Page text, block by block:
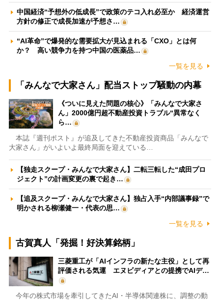
中国経済“予想外の低成長”で政策のテコ入れ必至か 経済運営
方針の修正で成長加速が予想さ…
“AI革命”で爆発的な需要拡大が見込まれる「CXO」とは何
か？ 高い競争力を持つ中国の医薬品…
一覧を見る
「みんなで大家さん」配当ストップ騒動の内幕
《ついに見えた問題の核心》「みんなで大家さ
ん」2000億円超不動産投資トラブル“異常なく
ら…
本誌『週刊ポスト』が追及してきた不動産投資商品「みんなで
大家さん」がいよいよ最終局面を迎えている…
【独走スクープ・みんなで大家さん】二転三転した“成田プロ
ジェクト”の計画変更の裏で起き…
【追及スクープ・みんなで大家さん】独占入手“内部議事録”で
明かされる柳瀬健一・代表の思…
一覧を見る
古賀真人「発掘！好決算銘柄」
三菱重工が「AIインフラの新たな主役」として再
評価される気運 エヌビディアとの提携でAIデ…
今年の株式市場を牽引してきたAI・半導体関連株に、調整の動